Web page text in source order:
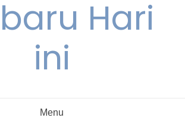
Hari
ini
Menu